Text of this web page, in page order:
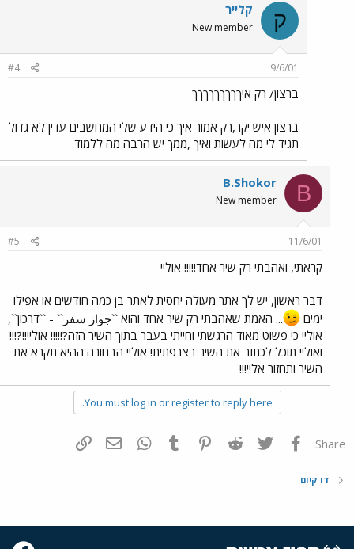
ק קלייר
New member
9/6/01
#4
ברצון/ רק איךךךךךךךךך
ברצון איש יקר,רק אמור איך כי הידע שלי המחשבים עדין לא גדול
תגיד לי מה לעשות ואיך ,ממך יש הרבה מה ללמוד
B
B.Shokor
New member
11/6/01
#5
קראתי, ואהבתי רק שיר אחד!!!!! אוליי
דבר ראשון, יש לך אתר מעולה יחסית לאתר בן כמה חודשים או אפילו
ימים
... האמת שאהבתי רק שיר אחד והוא ``جواز سفر`` - ``דרכון``,
אוליי כי פשוט מאוד הרגשתי וחייתי בעבר בתוך השיר הזה?!!!!! אוליי!!?!!!
ואוליי תוכל לכתוב את השיר בצרפתית! אוליי הבחורה ההיא תקרא את
השיר ותחזור אליי!!!
You must log in or register to reply here.
Share: פייסבוק Twitter
Reddit
Pinterest
Tumblr
WhatsAppדואר אלקטרוני
דו קיום